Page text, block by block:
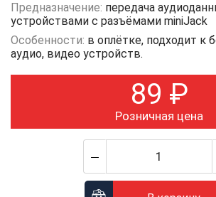
Предназначение: передача
устройствами с разъёмами miniJack
Особенности: в оплётке, подходит к
аудио, видео устройств.
89 ₽
Розничная цена